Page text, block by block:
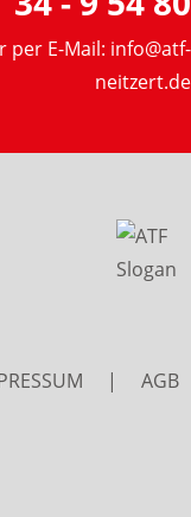
per E-Mail: info@atf-
neitzert.de
| AGB